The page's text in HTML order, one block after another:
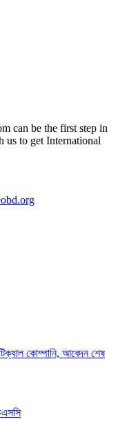
can be the first step in
us to get International
কোম্পানি, আবেদন শেষ